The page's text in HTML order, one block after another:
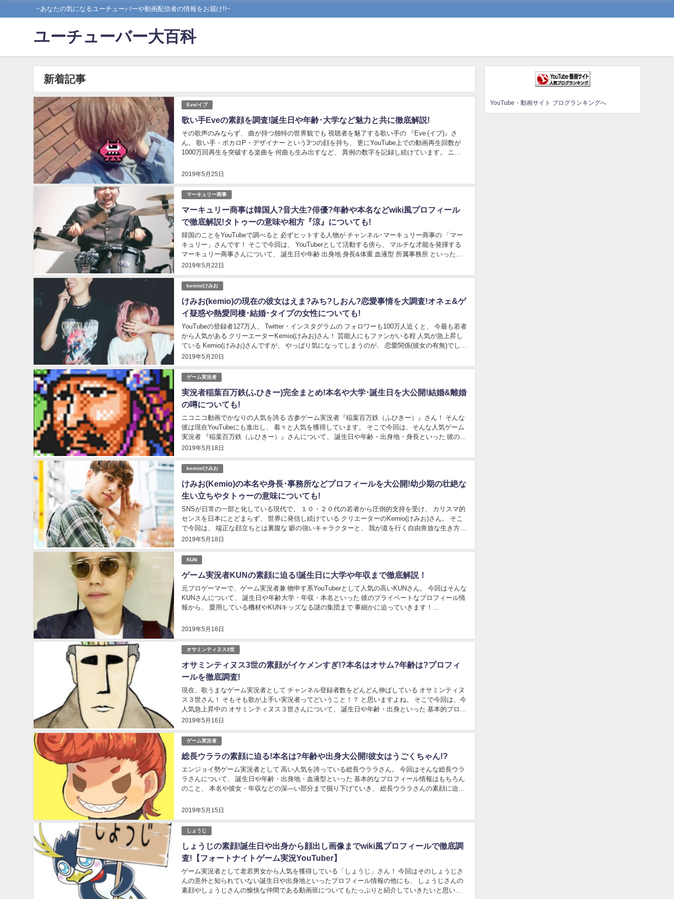
~あなたの気になるユーチューバーや動画配信者の情報をお届け!!~
ユーチューバー大百科
新着記事
Eve/イブ
歌い手Eveの素顔を調査!誕生日や年齢･大学など魅力と共に徹底解説!
2019年5月25日
その歌声のみならず、 曲が持つ独特の世界観でも 視聴者を魅了する歌い手の 『Eve (イブ)』さ
ん。 歌い手・ボカロP・デザイナー という3つの顔を持ち、 更にYouTube上での動画再生回数が
1000万回再生を突破する楽曲を 何曲も生み出すなど、 異例の数字を記録し続けています。 ニコ
マーキュリー商事
マーキュリー商事は韓国人?音大生?俳優?年齢や本名などwiki風プロフィール
で徹底解説!タトゥーの意味や相方『涼』についても!
2019年5月22日
韓国のことをYouTubeで調べると 必ずヒットする人物が チャンネル･マーキュリー商事の 「マー
キュリー」さんです！ そこで今回は、 YouTuberとして活動する傍ら、 マルチな才能を発揮する
マーキュリー商事さんについて、 誕生日や年齢 出身地 身長&体重 血液型 所属事務所 といった彼
の基本的な ...
kemio/けみお
けみお(kemio)の現在の彼女はえま?みち?しおん?恋愛事情を大調査!オネェ&ゲ
イ疑惑や熱愛同棲･結婚･タイプの女性についても!
2019年5月20日
YouTubeの登録者127万人、 Twitter・インスタグラムの フォロワーも100万人近くと、 今最も若者
から人気がある クリーエーターKemio(けみお)さん！ 芸能人にもファンがいる程 人気が急上昇し
ている Kemio(けみお)さんですが、 やっぱり気になってしまうのが、 恋愛関係(彼女の有無)でしょ
う。...
ゲーム実況者
実況者稲葉百万鉄(ふひきー)完全まとめ!本名や大学･誕生日を大公開!結婚&離婚
の噂についても!
2019年5月18日
ニコニコ動画でかなりの人気を誇る 古参ゲーム実況者『稲葉百万鉄（ふひきー）』さん！ そんな
彼は現在YouTubeにも進出し、 着々と人気を獲得しています。 そこで今回は、そんな人気ゲーム
実況者 『稲葉百万鉄（ふひきー）』さんについて、 誕生日や年齢・出身地・身長といった 彼の基
kemio/けみお
けみお(Kemio)の本名や身長･事務所などプロフィールを大公開!幼少期の壮絶な
生い立ちやタトゥーの意味についても!
2019年5月18日
SNSが日常の一部と化している現代で、 １０・２０代の若者から圧倒的支持を受け、 カリスマ的
センスを日本にとどまらず、 世界に発信し続けている クリエーターのKemio(けみお)さん。 そこ
で今回は、 端正な顔立ちとは裏腹な 癖の強いキャラクターと、 我が道を行く自由奔放な生き方を
貫く Kemio(けみお)さんについ...
KUN
ゲーム実況者KUNの素顔に迫る!誕生日に大学や年収まで徹底解説！
2019年5月16日
元プロゲーマーで、ゲーム実況者兼 物申す系YouTuberとして人気の高いKUNさん。 今回はそんな
KUNさんについて、 誕生日や年齢大学・年収・本名といった 彼のプライベートなプロフィール情
報から、 愛用している機材やKUNキッズなる謎の集団まで 事細かに迫っていきます！...
オサミンティヌス3世
オサミンティヌス3世の素顔がイケメンすぎ!?本名はオサム?年齢は?プロフィ
ールを徹底調査!
2019年5月16日
現在、歌うまなゲーム実況者として チャンネル登録者数をどんどん伸ばしている オサミンティヌ
ス３世さん！ そもそも歌が上手い実況者ってどいうこと！？ と思いますよね。 そこで今回は、今
人気急上昇中の オサミンティヌス３世さんについて、 誕生日や年齢・出身といった 基本的プロフ
ゲーム実況者
総長ウララの素顔に迫る!本名は?年齢や出身大公開!彼女はうごくちゃん!?
2019年5月15日
エンジョイ勢ゲーム実況者として 高い人気を誇っている総長ウララさん。 今回はそんな総長ウラ
ラさんについて、 誕生日や年齢・出身地・血液型といった 基本的なプロフィール情報はもちろん
のこと、 本名や彼女・年収などの深―い部分まで掘り下げていき、 総長ウララさんの素顔に迫っ
しょうじ
しょうじの素顔!誕生日や出身から顔出し画像までwiki風プロフィールで徹底調
査!【フォートナイトゲーム実況YouTuber】
ゲーム実況者として老若男女から人気を獲得している「しょうじ」さん！ 今回はそのしょうじさ
んの意外と知られていない誕生日や出身地といったプロフィール情報の他にも、 しょうじさんの
素顔やしょうじさんの愉快な仲間である動画班についてもたっぷりと紹介していきたいと思いま
YouTube・動画サイト ブログランキングへ